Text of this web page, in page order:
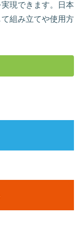
現できます。日本
組み立てや使用方